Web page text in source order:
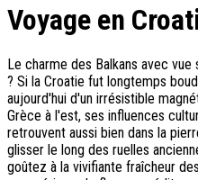
Notre nouveauté :
Séjour en amoureux :
Mais aussi
Un circuit au charme
Notre offre
Voyage en petit
Nos voyages
Voyage en
Le charme des Balkans avec
? Si la Croatie fut longtemps
aujourd'hui d'un irrésistible
Grèce à l'est, ses influences
retrouvent aussi bien dans la
glisser le long des ruelles
goûtez à la vivifiante fraîcheur des